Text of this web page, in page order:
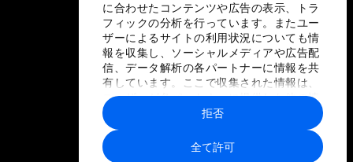
に合わせたコンテンツや広告の表示、トラ
フィックの分析を行っています。またユー
ザーによるサイトの利用状況についても情
報を収集し、ソーシャルメディアや広告配
信、データ解析の各パートナーに情報を共
有しています。ここで収集された情報は、
ユーザーが各パートナーに提供した他の情
報や各パートナーのサービスを使用した際
に収集された情報と組み合わされ、各パー
トナーによって使用されることがありま
す。
全て許可
拒否